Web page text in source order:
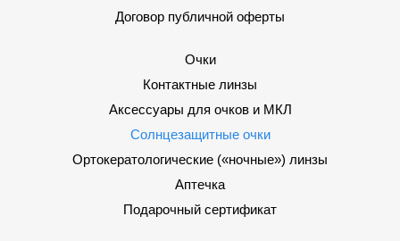
Договор публичной оферты
Очки
Контактные линзы
Аксессуары для очков и МКЛ
Солнцезащитные очки
Ортокератологические («ночные») линзы
Аптечка
Подарочный сертификат